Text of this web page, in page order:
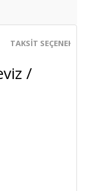
TAKSIT
/